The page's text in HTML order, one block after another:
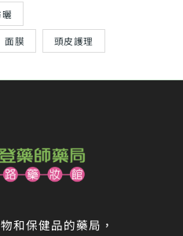
面膜 頭皮護理
和保健品的藥局，